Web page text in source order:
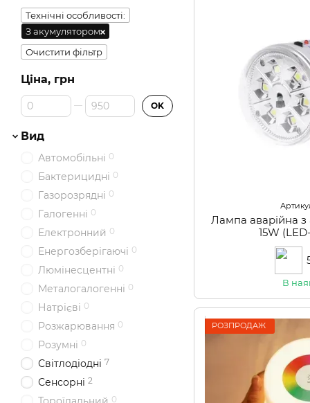
Лампа аварійна
15W
В
РОЗПРОДАЖ
Технічні особливості:
З акумулятором
Очистити фільтр
Ціна, грн
Від Ціна, грн
До Ціна, грн OK
Вид
Автомобільні 0
Бактерицидні 0
Газорозрядні 0
Галогенні 0
Електронний 0
Енергозберігаючі 0
Люмінесцентні 0
Металогалогенні 0
Натрієві 0
Розжарювання 0
Розумні 0
Світлодіодні 7
Сенсорні 2
0